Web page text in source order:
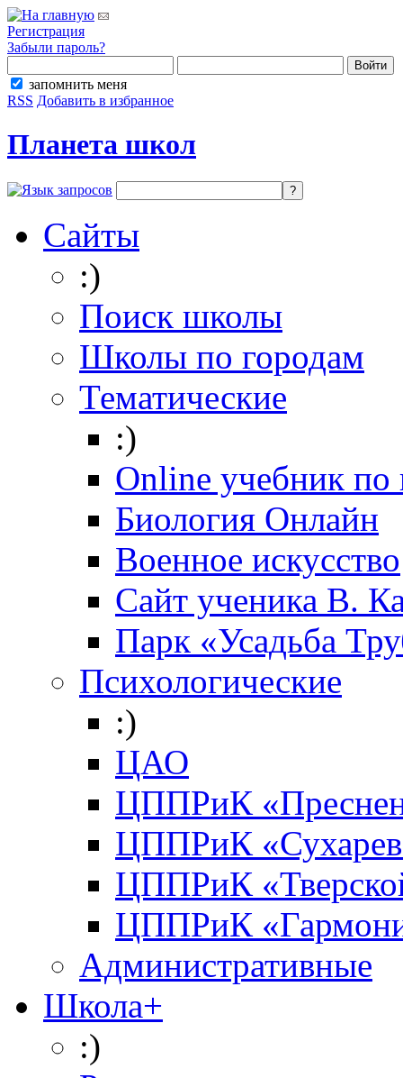
Регистрация
Забыли пароль?
запомнить меня
RSS Добавить в избранное
Планета школ
Сайты
:)
Поиск школы
Школы по городам
Тематические
:)
Online учебник по
Биология Онлайн
Военное искусство
Cайт ученика В.
Парк «Усадьба
Психологические
:)
ЦАО
ЦППРиК
ЦППРиК
ЦППРиК
ЦППРиК
Административные
Школа+
:)